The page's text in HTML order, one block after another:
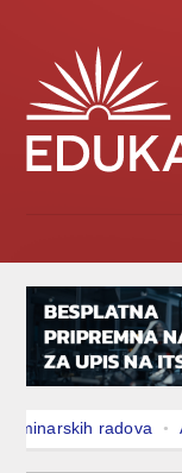
Aktivno učenje